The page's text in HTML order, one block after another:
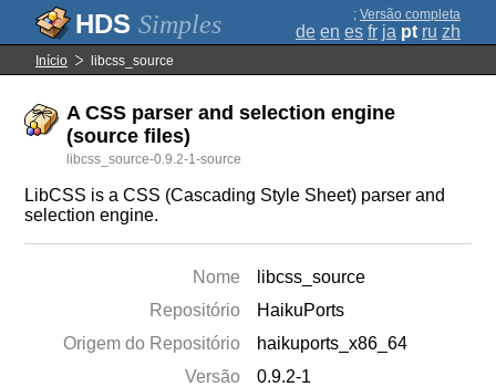
Simples ; Versão completa
de en es fr ja pt ru zh
Início libcss_source
A CSS parser and selection engine
(source files)
libcss_source-0.9.2-1-source
LibCSS is a CSS (Cascading Style Sheet) parser and
selection engine.
Nome
libcss_source
Repositório
HaikuPorts
Origem do Repositório
haikuports_x86_64
Versão
0.9.2-1